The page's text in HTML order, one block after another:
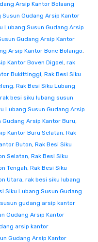
Arsip Kantor Bolaang
Susun Gudang Arsip Kantor
Lubang Susun Gudang Arsip
Gudang Arsip Kantor
Arsip Kantor Bone Bolango,
Kantor Boven Digoel, rak
Bukittinggi, Rak Besi Siku
, Rak Besi Siku Lubang
rak besi siku lubang susun
Lubang Susun Gudang Arsip
Gudang Arsip Kantor Buru,
Kantor Buru Selatan, Rak
Buton, Rak Besi Siku
Selatan, Rak Besi Siku
Tengah, Rak Besi Siku
Utara, rak besi siku lubang
Siku Lubang Susun Gudang
gudang arsip kantor
Gudang Arsip Kantor
arsip kantor
Gudang Arsip Kantor